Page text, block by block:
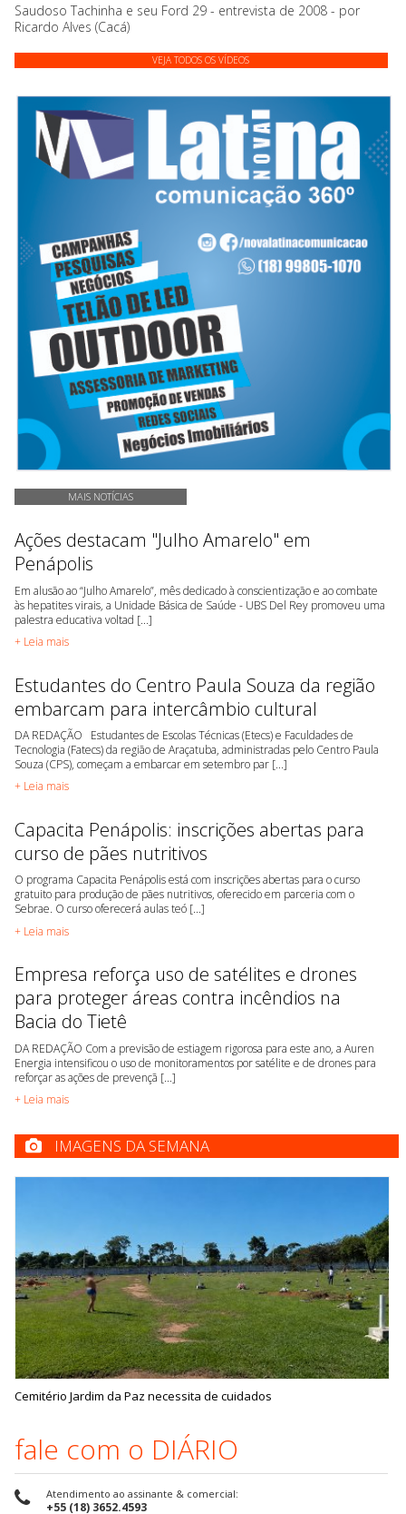
Saudoso Tachinha e seu Ford 29 - entrevista de 2008 - por
Ricardo Alves (Cacá)
VEJA TODOS OS VÍDEOS
MAIS NOTÍCIAS
Ações destacam "Julho Amarelo" em
Penápolis
Em alusão ao “Julho Amarelo”, mês dedicado à conscientização e ao combate
às hepatites virais, a Unidade Básica de Saúde - UBS Del Rey promoveu uma
palestra educativa voltad [...]
+ Leia mais
Estudantes do Centro Paula Souza da região
embarcam para intercâmbio cultural
DA REDAÇÃO Estudantes de Escolas Técnicas (Etecs) e Faculdades de
Tecnologia (Fatecs) da região de Araçatuba, administradas pelo Centro Paula
Souza (CPS), começam a embarcar em setembro par [...]
+ Leia mais
Capacita Penápolis: inscrições abertas para
curso de pães nutritivos
O programa Capacita Penápolis está com inscrições abertas para o curso
gratuito para produção de pães nutritivos, oferecido em parceria com o
Sebrae. O curso oferecerá aulas teó [...]
+ Leia mais
Empresa reforça uso de satélites e drones
para proteger áreas contra incêndios na
Bacia do Tietê
DA REDAÇÃO Com a previsão de estiagem rigorosa para este ano, a Auren
Energia intensificou o uso de monitoramentos por satélite e de drones para
reforçar as ações de prevençã [...]
+ Leia mais
IMAGENS DA SEMANA
Cemitério Jardim da Paz necessita de cuidados
fale com o DIÁRIO
Atendimento ao assinante & comercial:
+55 (18) 3652.4593